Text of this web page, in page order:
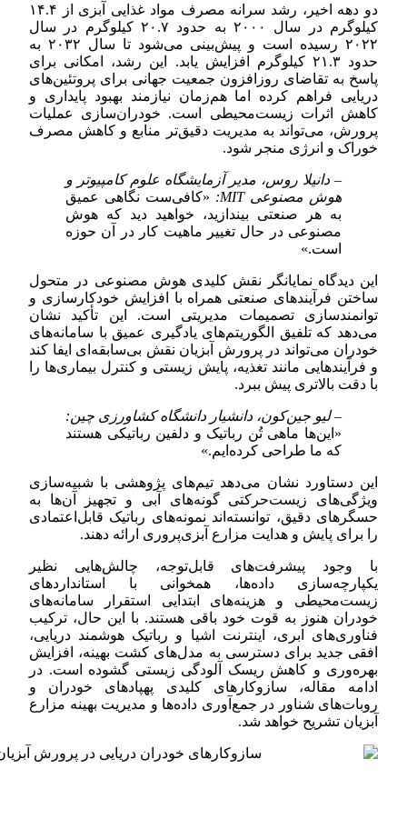
دو دهه اخیر، رشد سرانه مصرف مواد غذایی آبزی از ۱۴.۴
کیلوگرم در سال ۲۰۰۰ به حدود ۲۰.۷ کیلوگرم در سال
۲۰۲۲ رسیده است و پیش‌بینی می‌شود تا سال ۲۰۳۲ به
حدود ۲۱.۳ کیلوگرم افزایش یابد. این رشد، امکانی برای
پاسخ به تقاضای روزافزون جمعیت جهانی برای پروتئین‌های
دریایی فراهم کرده اما هم‌زمان نیازمند بهبود پایداری و
کاهش اثرات زیست‌محیطی است. خودران‌سازی عملیات
پرورش، می‌تواند به مدیریت دقیق‌تر منابع و کاهش مصرف
خوراک و انرژی منجر شود.
– دانیلا روس، مدیر آزمایشگاه علوم کامپیوتر و
هوش مصنوعی MIT:
«کافی‌ست نگاهی عمیق
به هر صنعتی بیندازید، خواهید دید که هوش
مصنوعی در حال تغییر ماهیت کار در آن حوزه
است.»
این دیدگاه نمایانگر نقش کلیدی هوش مصنوعی در متحول
ساختن فرآیندهای صنعتی همراه با افزایش خودکارسازی و
توانمندسازی تصمیمات مدیریتی است. این تأکید نشان
می‌دهد که تلفیق الگوریتم‌های یادگیری عمیق با سامانه‌های
خودران می‌تواند در پرورش آبزیان نقش بی‌سابقه‌ای ایفا کند
و فرآیندهایی مانند تغذیه، پایش زیستی و کنترل بیماری‌ها را
با دقت بالاتری پیش ببرد.
– لیو جین‌کون، دانشیار دانشگاه کشاورزی چین:
«این‌ها ماهی تُن رباتیک و دلفین رباتیکی هستند
که ما طراحی کرده‌ایم.»
این دستاورد نشان می‌دهد تیم‌های پژوهشی با شبیه‌سازی
ویژگی‌های زیست‌حرکتی گونه‌های آبی و تجهیز آن‌ها به
حسگرهای دقیق، توانسته‌اند نمونه‌های رباتیک قابل‌اعتمادی
را برای پایش و هدایت مزارع آبزی‌پروری ارائه دهند.
با وجود پیشرفت‌های قابل‌توجه، چالش‌هایی نظیر
یکپارچه‌سازی داده‌ها، همخوانی با استانداردهای
زیست‌محیطی و هزینه‌های ابتدایی استقرار سامانه‌های
خودران هنوز به قوت خود باقی هستند. با این حال، ترکیب
فناوری‌های ابری، اینترنت اشیا و رباتیک هوشمند دریایی،
افقی جدید برای دسترسی به مدل‌های کشت بهینه، افزایش
بهره‌وری و کاهش ریسک آلودگی زیستی گشوده است. در
ادامه مقاله، سازوکارهای کلیدی پهپادهای خودران و
روبات‌های شناور در جمع‌آوری داده‌ها و مدیریت بهینه مزارع
آبزیان تشریح خواهد شد.